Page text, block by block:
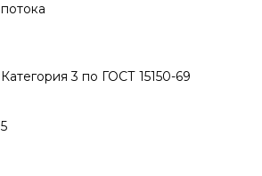
потока
Категория 3 по ГОСТ 15150-69
5